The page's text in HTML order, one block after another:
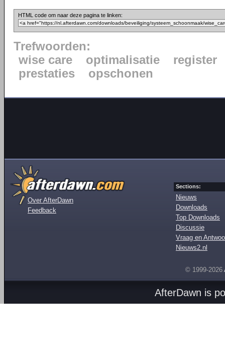
HTML code om naar deze pagina te linken:
Trefwoorden:
wise care
optimalisatie
register
prestaties
opschonen
Over AfterDawn
Feedback
Sections:
Nieuws
Downloads
Top Downloads
Discussie
Vraag en
Nieuws2.nl
© 1999-2026
AfterDawn is